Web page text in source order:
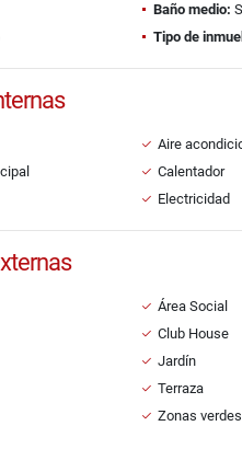
Baño medio:
Tipo de
Aire
Calentador
Electricidad
Área Social
Club House
Jardín
Terraza
Zonas verdes